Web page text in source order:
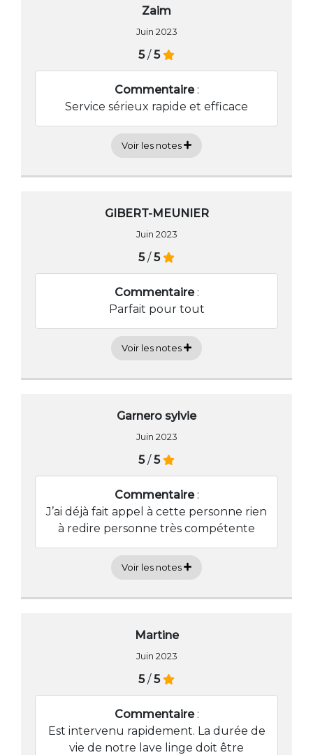
Zaim
Juin 2023
5/5
Commentaire:
Service sérieux rapide et efficace
Voir les notes
GIBERT-MEUNIER
Juin 2023
5/5
Commentaire:
Parfait pour tout
Voir les notes
Garnero sylvie
Juin 2023
5/5
Commentaire:
J’ai déjà fait appel à cette personne rien
à redire personne très compétente
Voir les notes
Martine
Juin 2023
5/5
Commentaire:
Est intervenu rapidement. La durée de
vie de notre lave linge doit être